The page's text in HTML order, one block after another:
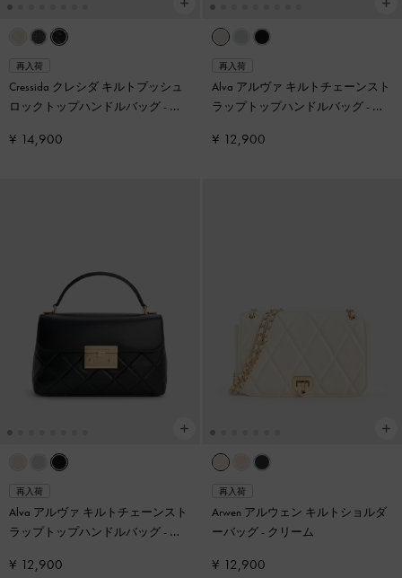
再入荷
Cressida クレシダ キルトプッシュ
ロックトップハンドルバッグ- ブ
¥ 14,900
再入荷
Alva アルヴァ キルトチェーンスト
ラップトップハンドルバッグ- ク
¥ 12,900
再入荷
Alva アルヴァ キルトチェーンスト
ラップトップハンドルバッグ- ブ
¥ 12,900
再入荷
Arwen アルウェン キルトショルダ
ーバッグ- クリーム
¥ 12,900